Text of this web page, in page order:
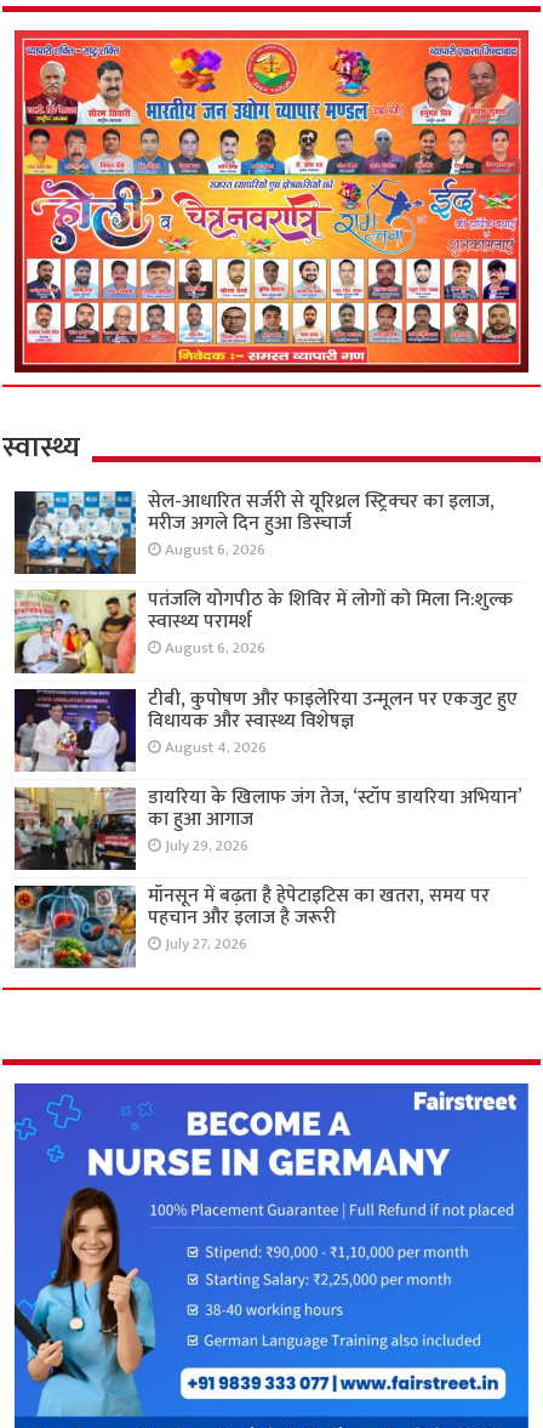
स्वास्थ्य
सेल-आधारित सर्जरी से यूरिथ्रल स्ट्रिक्चर का इलाज,
मरीज अगले दिन हुआ डिस्चार्ज
August 6, 2026
पतंजलि योगपीठ के शिविर में लोगों को मिला नि:शुल्क
स्वास्थ्य परामर्श
August 6, 2026
टीबी, कुपोषण और फाइलेरिया उन्मूलन पर एकजुट हुए
विधायक और स्वास्थ्य विशेषज्ञ
August 4, 2026
डायरिया के खिलाफ जंग तेज, ‘स्टॉप डायरिया अभियान’
का हुआ आगाज
July 29, 2026
मॉनसून में बढ़ता है हेपेटाइटिस का खतरा, समय पर
पहचान और इलाज है जरूरी
July 27, 2026